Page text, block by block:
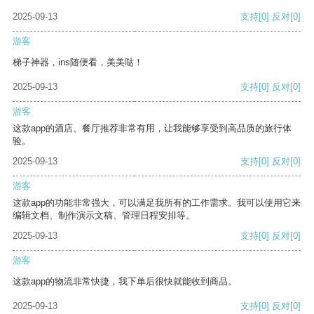
2025-09-13 支持[0] 反对[0]
游客
梯子神器，ins随便看，美美哒！
2025-09-13 支持[0] 反对[0]
游客
这款app的酒店、餐厅推荐非常有用，让我能够享受到高品质的旅行体
验。
2025-09-13
支持[0] 反对[0]
游客
这款app的功能非常强大，可以满足我所有的工作需求。我可以使用它来
编辑文档、制作演示文稿、管理日程安排等。
2025-09-13
支持[0] 反对[0]
游客
这款app的物流非常快捷，我下单后很快就能收到商品。
2025-09-13 支持[0] 反对[0]